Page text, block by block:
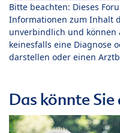
Bitte beachten: Dieses
Informationen zum Inhalt
unverbindlich und
keinesfalls eine Diagnose
darstellen oder einen
Das könnte